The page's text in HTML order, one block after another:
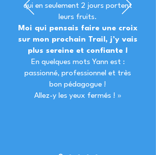
qui en seulement 2 jours portent
leurs fruits.
Moi qui pensais faire une croix
sur mon prochain Trail, j’y vais
plus sereine et confiante !
En quelques mots Yann est :
passionné, professionnel et très
bon pédagogue !
Allez-y les yeux fermés ! »